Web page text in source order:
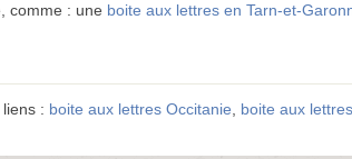
comme : une boite aux lettres en Tarn-et-
: boite aux lettres Occitanie boite aux